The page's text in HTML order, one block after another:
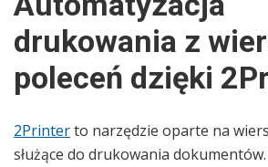
drukowania z
poleceń dzięki
2Printerto narzędzie oparte na
służące do drukowania